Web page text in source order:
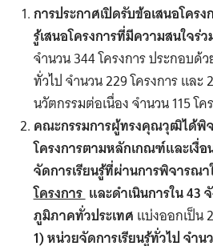
การประกาศเปิดรับข้อเสนอโคร
รู้เสนอโครงการที่มีความสนใจร่
จำนวน 344 โครงการ ประกอบด้
ทั่วไป จำนวน 229 โครงการ และ
นวัตกรรมต่อเนื่อง จำนวน 115 โค
คณะกรรมการผู้ทรงคุณวุฒิได้พิ
โครงการตามหลักเกณฑ์และเงื่
จัดการเรียนรู้ที่ผ่านการพิจารณ
โครงการและดำเนินการใน 43
ภูมิภาคทั่วประเทศ แบ่งออกเป็น
1) หน่วยจัดการเรียนรู้ทั่วไป จำน